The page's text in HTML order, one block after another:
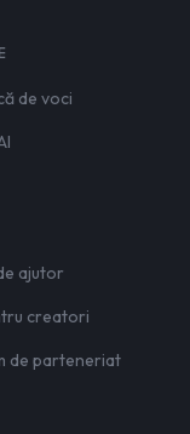
de voci
ajutor
creatori
de parteneriat